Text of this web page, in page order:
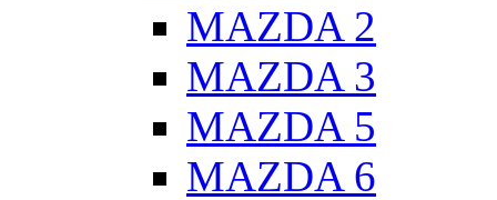
MAZDA 2
MAZDA 3
MAZDA 5
MAZDA 6